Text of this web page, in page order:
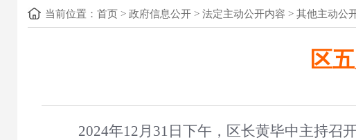
当前位置： 首页> 政府信息公开> 法定主动公开内容 > 其他主动公
区
2024年12月 31 日 下午，区长黄毕中主持召开